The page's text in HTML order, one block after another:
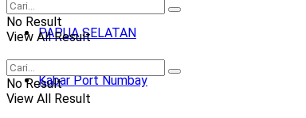
PAPUA SELATAN
Kabar Port Numbay
No Result
View All Result
No Result
View All Result